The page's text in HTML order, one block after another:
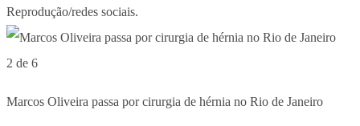
Reprodução/redes sociais.
2 de 6
Marcos Oliveira passa por cirurgia de hérnia no Rio de Janeiro